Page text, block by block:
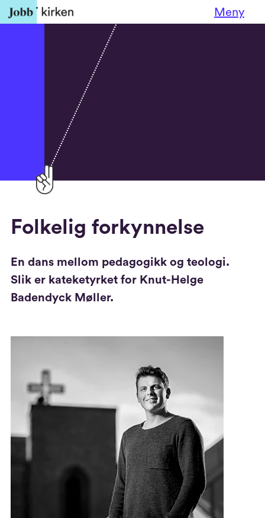
Meny
Folkelig forkynnelse
En dans mellom pedagogikk og teologi.
Slik er kateketyrket for Knut-Helge
Badendyck Møller.